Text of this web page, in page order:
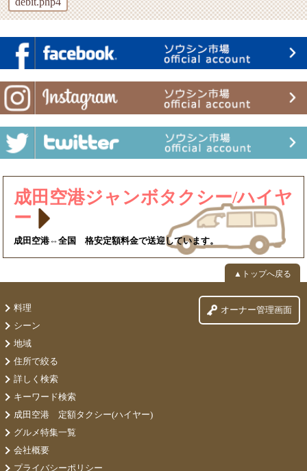
成田空港ジャンボタクシー/ハイヤ
ー
成田空港⇔全国 格安定額料金で送迎しています。
▲トップへ戻る
料理
シーン
地域
住所で絞る
詳しく検索
キーワード検索
成田空港 定額タクシー(ハイヤー)
グルメ特集一覧
会社概要
プライバシーポリシー
オーナー管理画面